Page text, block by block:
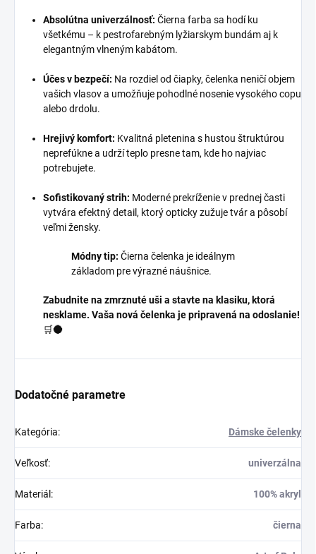
Absolútna univerzálnosť: Čierna farba sa hodí ku
všetkému – k pestrofarebným lyžiarskym bundám aj k
elegantným vlneným kabátom.
Účes v bezpečí: Na rozdiel od čiapky, čelenka neničí objem
vašich vlasov a umožňuje pohodlné nosenie vysokého copu
alebo drdolu.
Hrejivý komfort: Kvalitná pletenina s hustou štruktúrou
neprefúkne a udrží teplo presne tam, kde ho najviac
potrebujete.
Sofistikovaný strih: Moderné prekríženie v prednej časti
vytvára efektný detail, ktorý opticky zužuje tvár a pôsobí
veľmi žensky.
Módny tip: Čierna čelenka je ideálnym
základom pre výrazné náušnice.
Zabudnite na zmrznuté uši a stavte na klasiku, ktorá
nesklame. Vaša nová čelenka je pripravená na odoslanie!
🛒🌑
Dodatočné parametre
Kategória: Dámske čelenky
Veľkosť: univerzálna
Materiál : 100% akryl
Farba: čierna